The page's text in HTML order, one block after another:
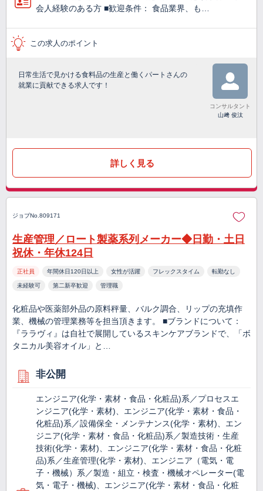
会人経験のある方 ■歓迎条件： 食品業界、も…
この求人のポイント
日常生活で見かける食料品の生産と働くパートさんの
就業に貢献できる求人です！
コンサルタント
山﨑 俊汰
詳しく見る
ジョブNo.809171
生産管理／ロート製薬系列メーカー◆日勤・土日
祝休・年休124日
正社員 年間休日120日以上 女性が活躍 フレックスタイム 転勤なし
未経験可 第二新卒歓迎 管理職
化粧品や医薬部外品の原料秤量、バルク調合、リップの充填作
業、機械の管理業務等を担当頂きます。 ■ブランドについて：
『ララヴィ』は自社で展開しているスキンケアブランドで、「ボ
タニカル美容オイル」と…
非公開
エンジニア(化学・素材・食品・化粧品)系／プロセスエ
ンジニア(化学・素材)、エンジニア(化学・素材・食品・
化粧品)系／設備保全・メンテナンス(化学・素材)、エン
ジニア(化学・素材・食品・化粧品)系／製造技術・生産
技術(化学・素材)、エンジニア(化学・素材・食品・化粧
品)系／生産管理(化学・素材)、エンジニア（電気・電
子・機械）系／製造・組立・検査・機械オペレーター(電
気・電子・機械)、エンジニア(化学・素材・食品・化粧